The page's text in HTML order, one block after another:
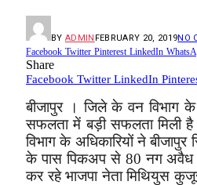
BY ADMIN FEBRUARY 20, 2019NO
Facebook Twitter Pinterest LinkedIn
Share
Facebook Twitter LinkedIn
बीजापुर । जिले के वन विभाग के
सफलता में बड़ी सफलता मिली है।
विभाग के अधिकारियों ने
के पास पिकअप से 80 नग अवैध
कर रहे भाजपा नेता मिथियुस